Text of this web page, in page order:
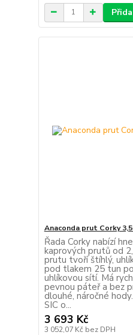
Anaconda prut Corky
Řada Corky nabízí
kaprových prutů od
prutu tvoří štíhlý,
pod tlakem 25 tun
uhlíkovou sítí. Má
pevnou páteř a bez
dlouhé, náročné
SIC o...
3 693 Kč
3 052,07 Kč bez DPH